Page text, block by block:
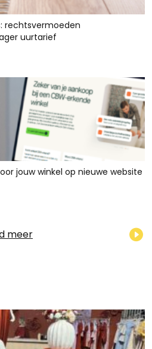
rechtsvermoeden
uurtarief
jouw winkel op nieuwe website
meer